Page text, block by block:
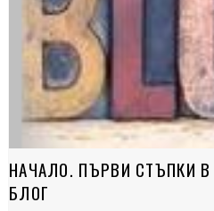
НАЧАЛО. ПЪРВИ СТЪПКИ
БЛОГ